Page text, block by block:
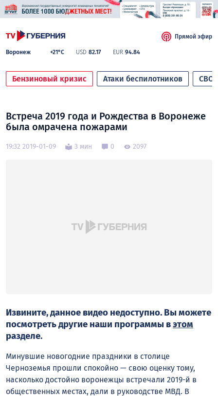
Воронеж +21°C USD 82.17 EUR 94.84
Прямой эфир
Бензиновый кризис Атаки беспилотников СВО
Встреча 2019 года и Рождества в Воронеже
была омрачена пожарами
19:32 2019-01-09 3 мин 0 2097
Извините, данное видео недоступно. Вы можете
посмотреть другие наши программы вэтом
разделе.
Минувшие новогодние праздники в столице
Черноземья прошли спокойно — свою оценку тому,
насколько достойно воронежцы встречали 2019-й в
общественных местах, дали в руководстве МВД. В